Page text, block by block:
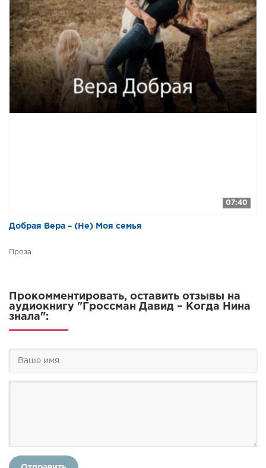
07:40
Добрая Вера – (Не) Моя семья
Проза
Прокомментировать, оставить отзывы на
аудиокнигу "Гроссман Давид – Когда Нина
знала":